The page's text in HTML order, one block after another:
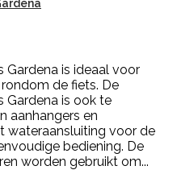
is ideaal voor
de fiets. De
Gardena is ook te
aanhangers en
wateraansluiting voor de
bediening. De
worden gebruikt om...